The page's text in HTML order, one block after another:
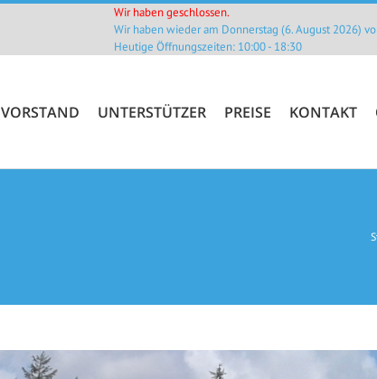
Wir haben geschlossen.
Wir haben wieder am Donnerstag (6. August 2026)
Heutige Öffnungszeiten: 10:00 - 18:30
VORSTAND UNTERSTÜTZER PREISE KONTAKT
UNTERSTÜTZER PREISE KONTAKT